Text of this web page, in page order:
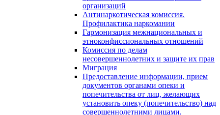
организаций
Антинаркотическая комиссия.
Профилактика наркомании
Гармонизация межнациональных и
этноконфиссиональных отношений
Комиссия по делам
несовершеннолетних и защите их прав
Миграция
Предоставление информации, прием
документов органами опеки и
попечительства от лиц, желающих
установить опеку (попечительство) над
совершеннолетними лицами,